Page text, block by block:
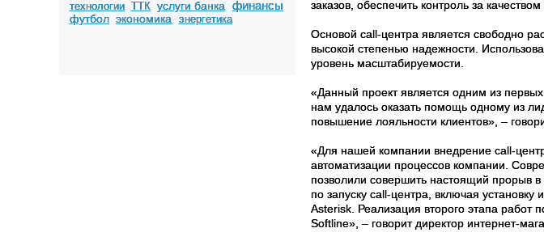
технологии ТТК услуги банка финансы
футбол экономика энергетика
заказов, обеспечить контроль за
Основой call-центра является свободно
высокой степенью надежности.
уровень масштабируемости.
«Данный проект является одним из
нам удалось оказать помощь одному из
повышение лояльности клиентов», –
«Для нашей компании внедрение call-
автоматизации процессов компании.
позволили совершить настоящий прорыв
по запуску call-центра, включая
Asterisk. Реализация второго этапа работ
Softline», – говорит директор интернет-